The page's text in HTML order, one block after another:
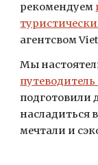
рекомендуем
агентсвом
Мы
подготовили
насладиться
мечтали и